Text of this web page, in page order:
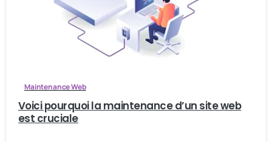
Maintenance Web
Voici pourquoi la maintenance d’un site web
est cruciale